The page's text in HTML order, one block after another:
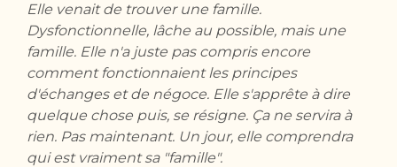
Elle venait de trouver une famille.
Dysfonctionnelle, lâche au possible, mais une
famille. Elle n'a juste pas compris encore
comment fonctionnaient les principes
d'échanges et de négoce. Elle s'apprête à dire
quelque chose puis, se résigne. Ça ne servira à
rien. Pas maintenant. Un jour, elle comprendra
qui est vraiment sa "famille".